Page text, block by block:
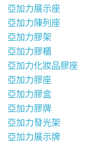
亞加力展示座
亞加力陳列座
亞加力膠架
亞加力膠櫃
亞加力化妝品膠座
亞加力膠座
亞加力膠盒
亞加力膠牌
亞加力發光架
亞加力展示牌